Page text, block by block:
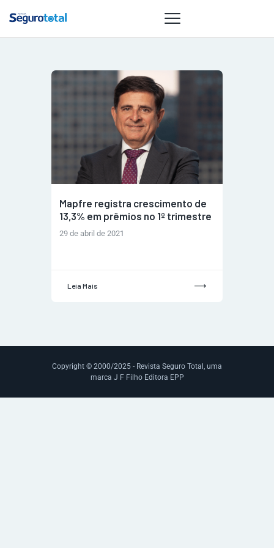
NOTÍCIAS
REVISTA
ESPECIAIS
GAIVOTA DE
OURO
ST SUMMIT
GESTORAS
HOMEST
Mapfre registra crescimento de
13,3% em prêmios no 1º trimestre
29 de abril de 2021
Leia Mais
Copyright © 2000/2025 - Revista Seguro Total, uma
marca J F Filho Editora EPP